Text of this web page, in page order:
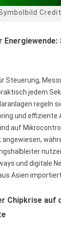
Steuerung,
jedem
regeln
und effiziente
auf
angewiesen,
und digitale
Asien
Chipkrise auf